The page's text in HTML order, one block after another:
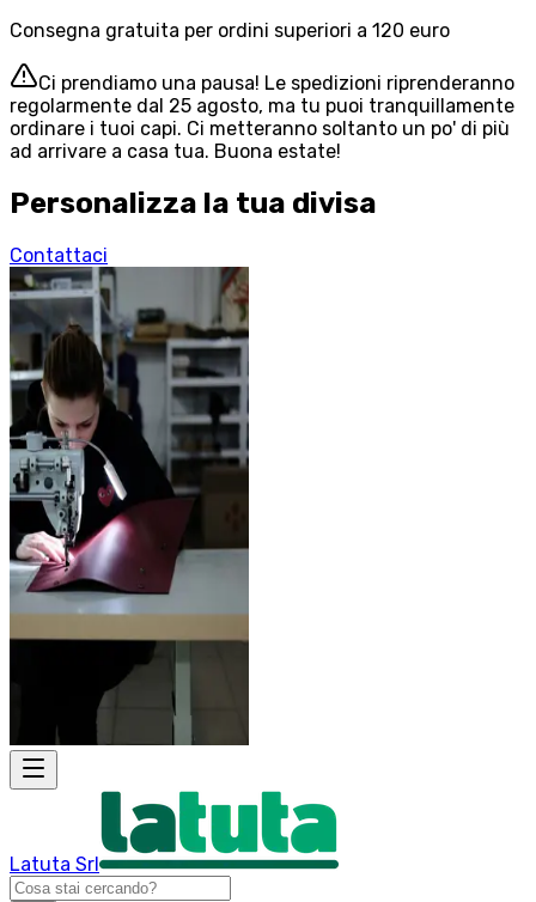
Consegna gratuita per ordini superiori a 120 euro
Ci prendiamo una pausa! Le spedizioni riprenderanno
regolarmente dal 25 agosto, ma tu puoi tranquillamente
ordinare i tuoi capi. Ci metteranno soltanto un po' di più
ad arrivare a casa tua. Buona estate!
Personalizza la tua divisa
Contattaci
Latuta Srl